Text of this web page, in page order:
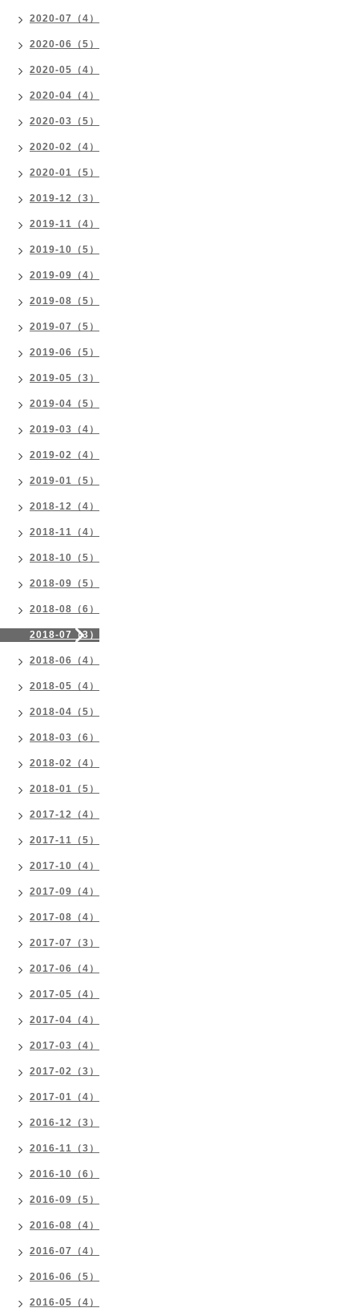
2020-07（4）
2020-06（5）
2020-05（4）
2020-04（4）
2020-03（5）
2020-02（4）
2020-01（5）
2019-12（3）
2019-11（4）
2019-10（5）
2019-09（4）
2019-08（5）
2019-07（5）
2019-06（5）
2019-05（3）
2019-04（5）
2019-03（4）
2019-02（4）
2019-01（5）
2018-12（4）
2018-11（4）
2018-10（5）
2018-09（5）
2018-08（6）
2018-07（3）
2018-06（4）
2018-05（4）
2018-04（5）
2018-03（6）
2018-02（4）
2018-01（5）
2017-12（4）
2017-11（5）
2017-10（4）
2017-09（4）
2017-08（4）
2017-07（3）
2017-06（4）
2017-05（4）
2017-04（4）
2017-03（4）
2017-02（3）
2017-01（4）
2016-12（3）
2016-11（3）
2016-10（6）
2016-09（5）
2016-08（4）
2016-07（4）
2016-06（5）
2016-05（4）